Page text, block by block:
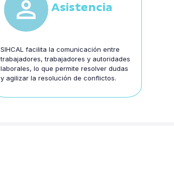
Asistencia
SIHCAL facilita la comunicación entre
trabajadores, trabajadores y autoridades
laborales, lo que permite resolver dudas
y agilizar la resolución de conflictos.